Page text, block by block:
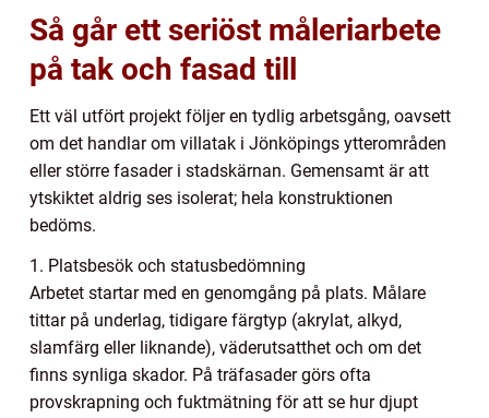
Så går ett seriöst måleriarbete
på tak och fasad till
Ett väl utfört projekt följer en tydlig arbetsgång, oavsett
om det handlar om villatak i Jönköpings ytterområden
eller större fasader i stadskärnan. Gemensamt är att
ytskiktet aldrig ses isolerat; hela konstruktionen
bedöms.
1. Platsbesök och statusbedömning
Arbetet startar med en genomgång på plats. Målare
tittar på underlag, tidigare färgtyp (akrylat, alkyd,
slamfärg eller liknande), väderutsatthet och om det
finns synliga skador. På träfasader görs ofta
provskrapning och fuktmätning för att se hur djupt